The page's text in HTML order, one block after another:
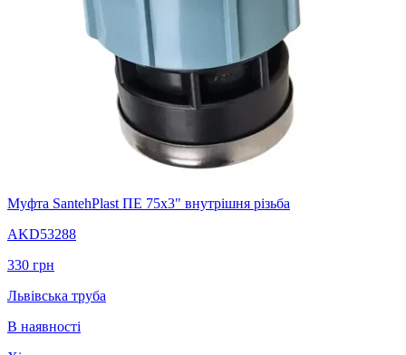
Муфта SantehPlast ПЕ 75x3" внутрішня різьба
AKD53288
330 грн
Львівська труба
В наявності